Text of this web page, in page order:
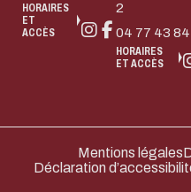
HORAIRES
ET
ACCÈS
2
04 77 43
HORAIRES
ET ACCÈS
Mentions légales
Déclaration